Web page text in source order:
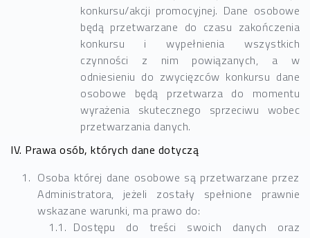
konkursu/akcji promocyjnej. Dane osobowe
będą przetwarzane do czasu zakończenia
konkursu i wypełnienia wszystkich
czynności z nim powiązanych, a w
odniesieniu do zwycięzców konkursu dane
osobowe będą przetwarza do momentu
wyrażenia skutecznego sprzeciwu wobec
przetwarzania danych.
IV. Prawa osób, których dane dotyczą
Osoba której dane osobowe są przetwarzane przez
Administratora, jeżeli zostały spełnione prawnie
wskazane warunki, ma prawo do:
Dostępu do treści swoich danych oraz